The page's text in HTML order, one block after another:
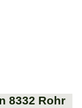
8332 Rohr